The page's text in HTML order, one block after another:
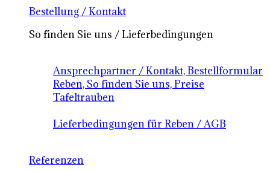
Bestellung / Kontakt
So finden Sie uns / Lieferbedingungen
Ansprechpartner / Kontakt, Bestellformular
Reben, So finden Sie uns, Preise
Tafeltrauben
Lieferbedingungen für Reben / AGB
Referenzen